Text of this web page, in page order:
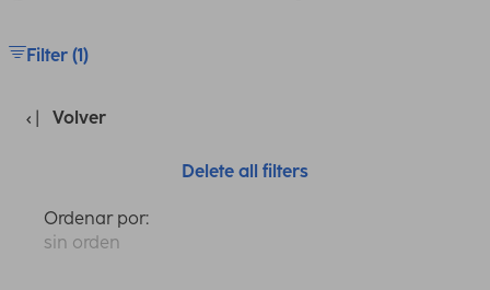
Filter (1)
Volver
Delete all filters
Ordenar por:
sin orden